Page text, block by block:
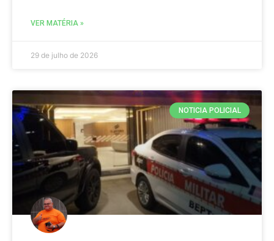
VER MATÉRIA »
29 de julho de 2026
NOTICIA POLICIAL